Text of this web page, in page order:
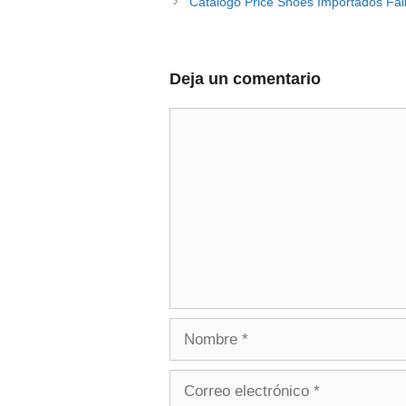
Deja un comentario